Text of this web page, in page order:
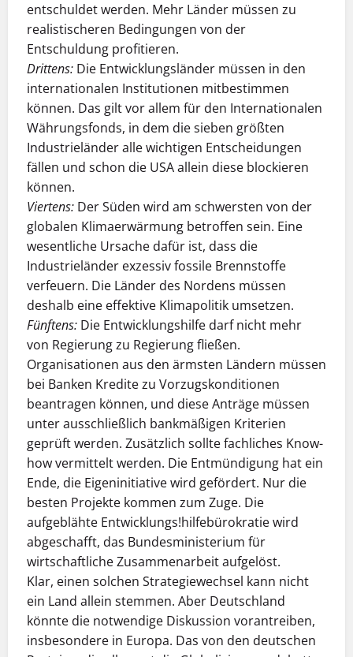
entschuldet werden. Mehr Länder müssen zu
realistischeren Bedingungen von der
Entschuldung profitieren.
Drittens: Die Entwicklungsländer müssen in den
internationalen Institutionen mitbestimmen
können. Das gilt vor allem für den Internationalen
Währungsfonds, in dem die sieben größten
Industrieländer alle wichtigen Entscheidungen
fällen und schon die USA allein diese blockieren
können.
Viertens: Der Süden wird am schwersten von der
globalen Klimaerwärmung betroffen sein. Eine
wesentliche Ursache dafür ist, dass die
Industrieländer exzessiv fossile Brennstoffe
verfeuern. Die Länder des Nordens müssen
deshalb eine effektive Klimapolitik umsetzen.
Fünftens: Die Entwicklungshilfe darf nicht mehr
von Regierung zu Regierung fließen.
Organisationen aus den ärmsten Ländern müssen
bei Banken Kredite zu Vorzugskonditionen
beantragen können, und diese Anträge müssen
unter ausschließlich bankmäßigen Kriterien
geprüft werden. Zusätzlich sollte fachliches Know-
how vermittelt werden. Die Entmündigung hat ein
Ende, die Eigeninitiative wird gefördert. Nur die
besten Projekte kommen zum Zuge. Die
aufgeblähte Entwicklungs!hilfebürokratie wird
abgeschafft, das Bundesministerium für
wirtschaftliche Zusammenarbeit aufgelöst.
Klar, einen solchen Strategiewechsel kann nicht
ein Land allein stemmen. Aber Deutschland
könnte die notwendige Diskussion vorantreiben,
insbesondere in Europa. Das von den deutschen